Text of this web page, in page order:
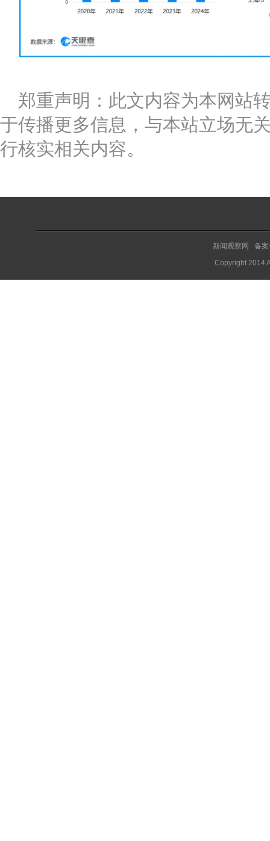
郑重声明：此文内容为本网站
于传播更多信息，与本站立场无
行核实相关内容。
新闻观察网 备案
Copyright 2014